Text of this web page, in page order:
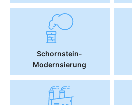
Schornstein-
Modernsierung